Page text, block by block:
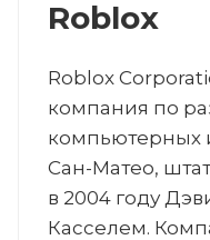
Roblox
Roblox
компания по
компьютерных
Сан-Матео,
в 2004 году
Касселем.